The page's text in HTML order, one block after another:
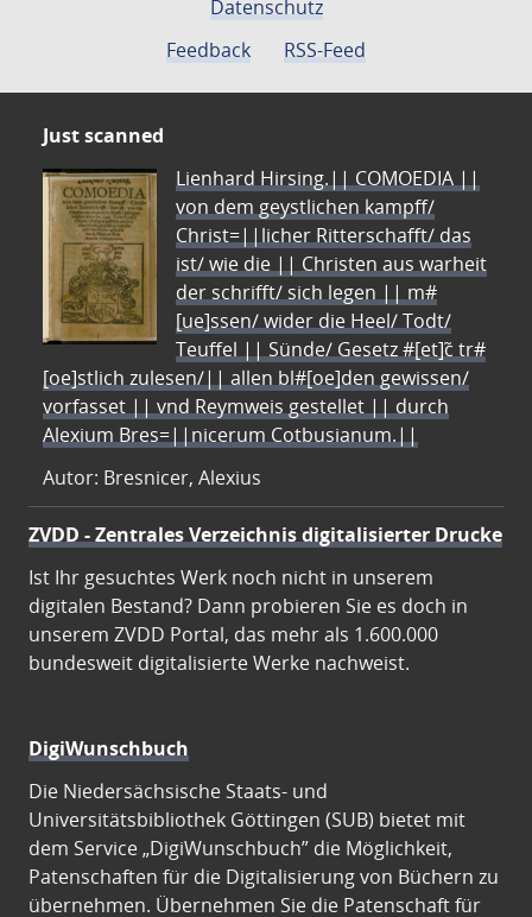
Datenschutz
Feedback
RSS-Feed
Just scanned
Lienhard Hirsing.|| COMOEDIA ||
von dem geystlichen kampff/
Christ=||licher Ritterschafft/ das
ist/ wie die || Christen aus warheit
der schrifft/ sich legen || m#
[ue]ssen/ wider die Heel/ Todt/
Teuffel || Sünde/ Gesetz #[et]c̃ tr#
[oe]stlich zulesen/|| allen bl#[oe]den gewissen/
vorfasset || vnd Reymweis gestellet || durch
Alexium Bres=||nicerum Cotbusianum.||
Autor: Bresnicer, Alexius
ZVDD - Zentrales Verzeichnis digitalisierter Drucke
Ist Ihr gesuchtes Werk noch nicht in unserem
digitalen Bestand? Dann probieren Sie es doch in
unserem ZVDD Portal, das mehr als 1.600.000
bundesweit digitalisierte Werke nachweist.
DigiWunschbuch
Die Niedersächsische Staats- und
Universitätsbibliothek Göttingen (SUB) bietet mit
dem Service „DigiWunschbuch” die Möglichkeit,
Patenschaften für die Digitalisierung von Büchern zu
übernehmen. Übernehmen Sie die Patenschaft für